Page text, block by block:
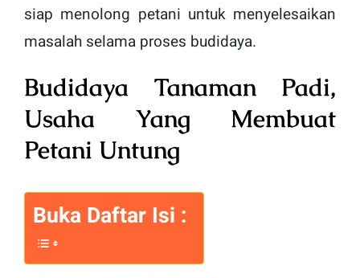
siap menolong petani untuk menyelesaikan
masalah selama proses budidaya.
Budidaya Tanaman Padi,
Usaha Yang Membuat
Petani Untung
Buka Daftar Isi :